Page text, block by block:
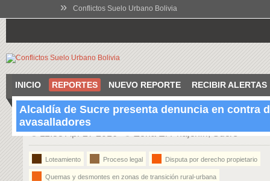
» Conflictos Suelo Urbano Bolivia
INICIO REPORTES NUEVO REPORTE RECIBIR ALERTAS
Alcaldía de Sucre presenta denuncia en contra
avasalladores
11:38 Apr 27 2016 Zona El Phajchiri, Sucre
Loteamiento Proceso legal Disputa por derecho propietario
Quemas y desmontes en zonas de transición rural-urbana